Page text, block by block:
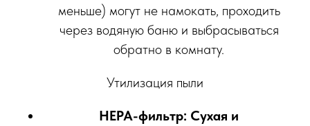
меньше) могут не намокать, проходить
через водяную баню и выбрасываться
обратно в комнату.
Утилизация пыли
HEPA-фильтр: Сухая и